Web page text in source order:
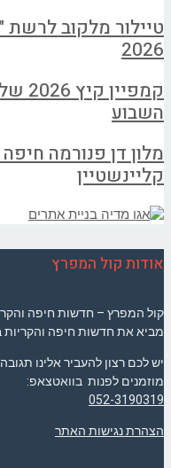
טיילור מלקוב לרשת
2026
השבוע
מלון דן פנורמה
קליינשטיין
אודות קול המפרץ
קול המפרץ – חדשות חיפה
מביא את חדשות חיפה והקריות
יש לכם רצון להעביר אלינו
מוזמנים לפנות בוואטצאפ:
052-3190319
הצהרת נגישות האתר